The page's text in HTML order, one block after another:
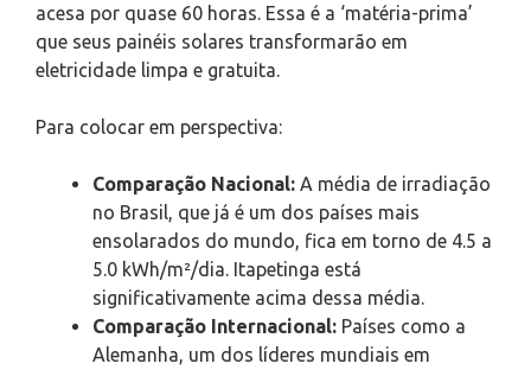
acesa por quase 60 horas. Essa é a ‘matéria-prima’
que seus painéis solares transformarão em
eletricidade limpa e gratuita.
Para colocar em perspectiva:
Comparação Nacional: A média de irradiação
no Brasil, que já é um dos países mais
ensolarados do mundo, fica em torno de 4.5 a
5.0 kWh/m²/dia. Itapetinga está
significativamente acima dessa média.
Comparação Internacional: Países como a
Alemanha, um dos líderes mundiais em